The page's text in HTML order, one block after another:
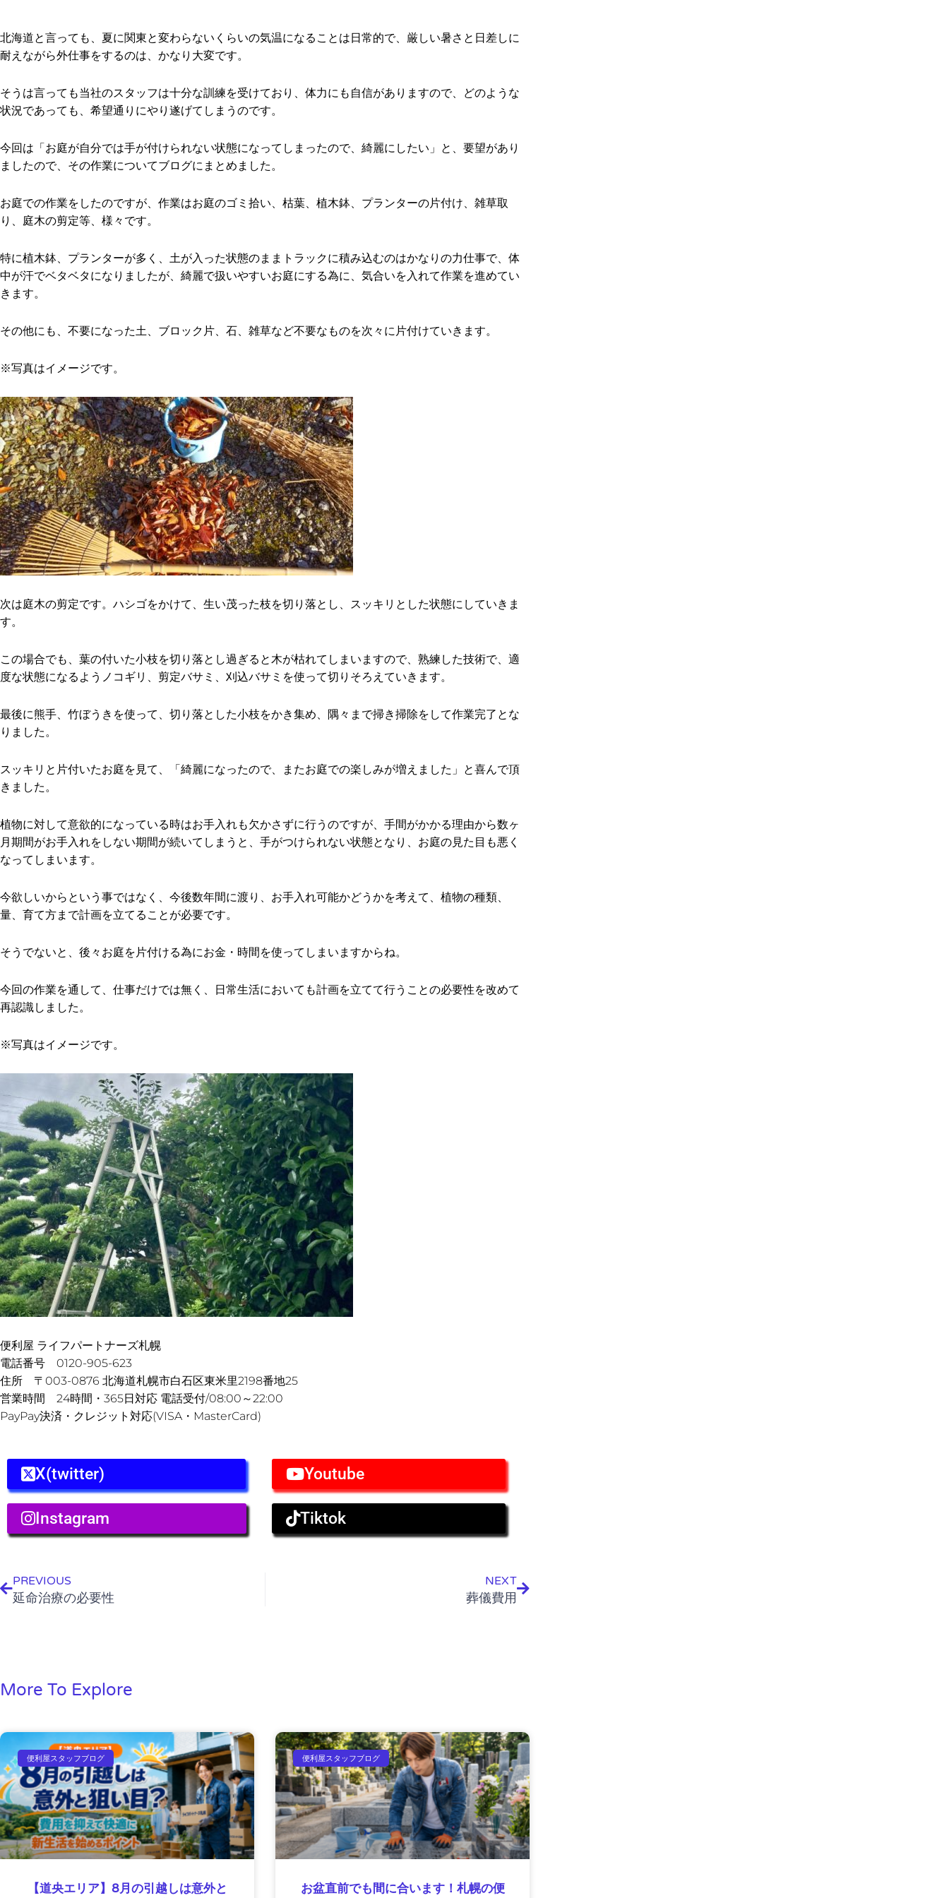
北海道と言っても、夏に関東と変わらないくらいの気温になることは日常的で、厳しい暑さと日差しに
耐えながら外仕事をするのは、かなり大変です。
そうは言っても当社のスタッフは十分な訓練を受けており、体力にも自信がありますので、どのような
状況であっても、希望通りにやり遂げてしまうのです。
今回は「お庭が自分では手が付けられない状態になってしまったので、綺麗にしたい」と、要望があり
ましたので、その作業についてブログにまとめました。
お庭での作業をしたのですが、作業はお庭のゴミ拾い、枯葉、植木鉢、プランターの片付け、雑草取
り、庭木の剪定等、様々です。
特に植木鉢、プランターが多く、土が入った状態のままトラックに積み込むのはかなりの力仕事で、体
中が汗でベタベタになりましたが、綺麗で扱いやすいお庭にする為に、気合いを入れて作業を進めてい
きます。
その他にも、不要になった土、ブロック片、石、雑草など不要なものを次々に片付けていきます。
※写真はイメージです。
次は庭木の剪定です。ハシゴをかけて、生い茂った枝を切り落とし、スッキリとした状態にしていきま
す。
この場合でも、葉の付いた小枝を切り落とし過ぎると木が枯れてしまいますので、熟練した技術で、適
度な状態になるようノコギリ、剪定バサミ、刈込バサミを使って切りそろえていきます。
最後に熊手、竹ぼうきを使って、切り落とした小枝をかき集め、隅々まで掃き掃除をして作業完了とな
りました。
スッキリと片付いたお庭を見て、「綺麗になったので、またお庭での楽しみが増えました」と喜んで頂
きました。
植物に対して意欲的になっている時はお手入れも欠かさずに行うのですが、手間がかかる理由から数ヶ
月期間がお手入れをしない期間が続いてしまうと、手がつけられない状態となり、お庭の見た目も悪く
なってしまいます。
今欲しいからという事ではなく、今後数年間に渡り、お手入れ可能かどうかを考えて、植物の種類、
量、育て方まで計画を立てることが必要です。
そうでないと、後々お庭を片付ける為にお金・時間を使ってしまいますからね。
今回の作業を通して、仕事だけでは無く、日常生活においても計画を立てて行うことの必要性を改めて
再認識しました。
※写真はイメージです。
便利屋 ライフパートナーズ札幌
電話番号 0120-905-623
住所 〒003-0876 北海道札幌市白石区東米里2198番地25
営業時間 24時間・365日対応 電話受付/08:00～22:00
PayPay決済・クレジット対応(VISA・MasterCard)
X(twitter)
Instagram
Youtube
Tiktok
PREVIOUS
延命治療の必要性
NEXT
葬儀費用
More To Explore
便利屋スタッフブログ
【道央エリア】8月の引越しは意外と
便利屋スタッフブログ
お盆直前でも間に合います！札幌の便